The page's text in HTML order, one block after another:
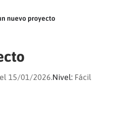
nuevo proyecto
15/01/2026.Nivel: Fácil